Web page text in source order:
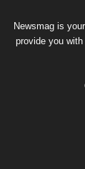
Newsmag is
provide you